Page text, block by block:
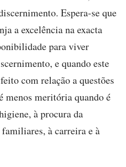
Espera-se que
a excelência na exacta
para viver
e quando este
com relação a questões
menos meritória quando é
à procura da
familiares, à carreira e à